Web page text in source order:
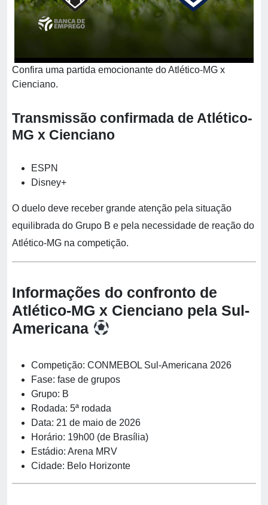
Confira uma partida emocionante do Atlético-MG x
Cienciano.
Transmissão confirmada de Atlético-
MG x Cienciano
ESPN
Disney+
O duelo deve receber grande atenção pela situação
equilibrada do Grupo B e pela necessidade de reação do
Atlético-MG na competição.
Informações do confronto de
Atlético-MG x Cienciano pela Sul-
Americana
Competição: CONMEBOL Sul-Americana 2026
Fase: fase de grupos
Grupo: B
Rodada: 5ª rodada
Data: 21 de maio de 2026
Horário: 19h00 (de Brasília)
Estádio: Arena MRV
Cidade: Belo Horizonte